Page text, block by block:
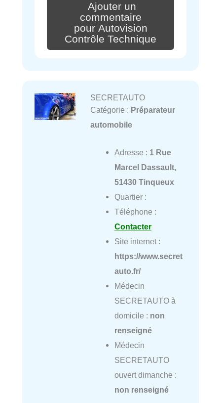
Ajouter un
commentaire
pour Autovision
Contrôle Technique
SECRETAUTO
Catégorie : Préparateur
automobile
Adresse : 1 Rue
Marcel Dassault,
51430 Tinqueux
Quartier :
Téléphone :
Contacter
Site internet :
https://www.secret
auto.fr/
Médecin
SECRETAUTO à
domicile : non
renseigné
Médecin
SECRETAUTO
ouvert dimanche :
non renseigné